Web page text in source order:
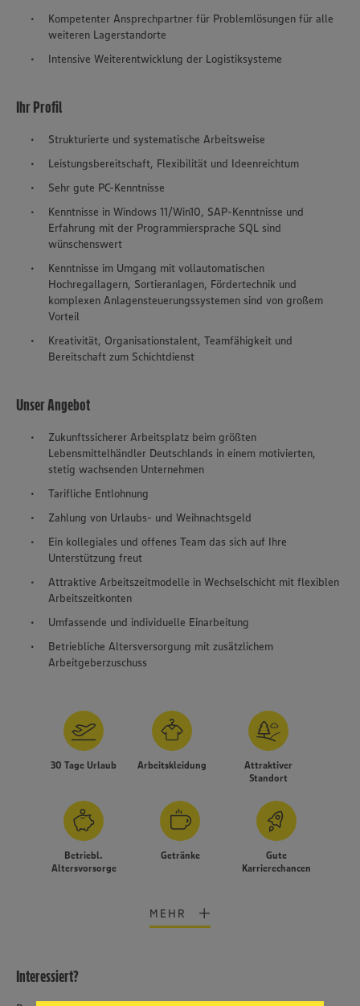
Wir setzen Cookies und andere Technologien ein, um Ihnen
Website zu personalisieren und Ihnen möglichst relevante
Cookies und anderer Technologien ist freiwillig und kann
Kompetenter Ansprechpartner für Problemlösungen für alle
weiteren Lagerstandorte
Intensive Weiterentwicklung der Logistiksysteme
Ihr Profil
Strukturierte und systematische Arbeitsweise
Leistungsbereitschaft, Flexibilität und Ideenreichtum
Sehr gute PC-Kenntnisse
Kenntnisse in Windows 11/Win10, SAP-Kenntnisse und
Erfahrung mit der Programmiersprache SQL sind
wünschenswert
Kenntnisse im Umgang mit vollautomatischen
Hochregallagern, Sortieranlagen, Fördertechnik und
komplexen Anlagensteuerungssystemen sind von großem
Vorteil
Kreativität, Organisationstalent, Teamfähigkeit und
Bereitschaft zum Schichtdienst
Unser Angebot
Zukunftssicherer Arbeitsplatz beim größten
Lebensmittelhändler Deutschlands in einem motivierten,
stetig wachsenden Unternehmen
Tarifliche Entlohnung
Zahlung von Urlaubs- und Weihnachtsgeld
Ein kollegiales und offenes Team das sich auf Ihre
Unterstützung freut
Attraktive Arbeitszeitmodelle in Wechselschicht mit flexiblen
Arbeitszeitkonten
Umfassende und individuelle Einarbeitung
Betriebliche Altersversorgung mit zusätzlichem
Arbeitgeberzuschuss
30 Tage Urlaub Arbeitskleidung
Attraktiver
Standort
Betriebl.
Altersvorsorge
Getränke
Gute
Karrierechancen
MEHR
Interessiert?